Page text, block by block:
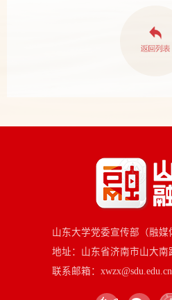
山东大学党委宣传部（融媒
地址：山东省济南市山大南
联系邮箱：xwzx@sdu.edu.cn